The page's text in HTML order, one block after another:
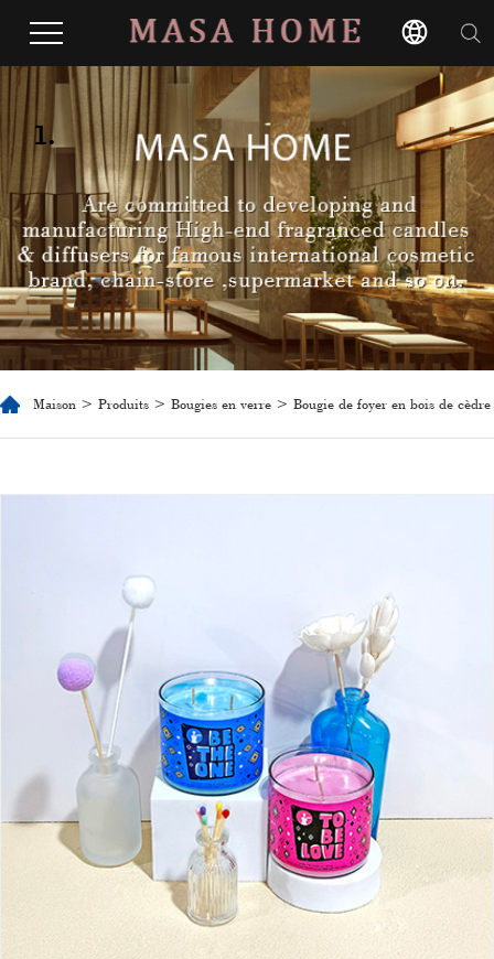
1.
Maison > Produits > Bougies en verre > Bougie de foyer en bois de cèdre